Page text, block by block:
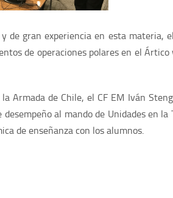
gran experiencia en esta materia,
de operaciones polares en el
de Chile, el CF EM Iván
al mando de Unidades en
de enseñanza con los alumnos.